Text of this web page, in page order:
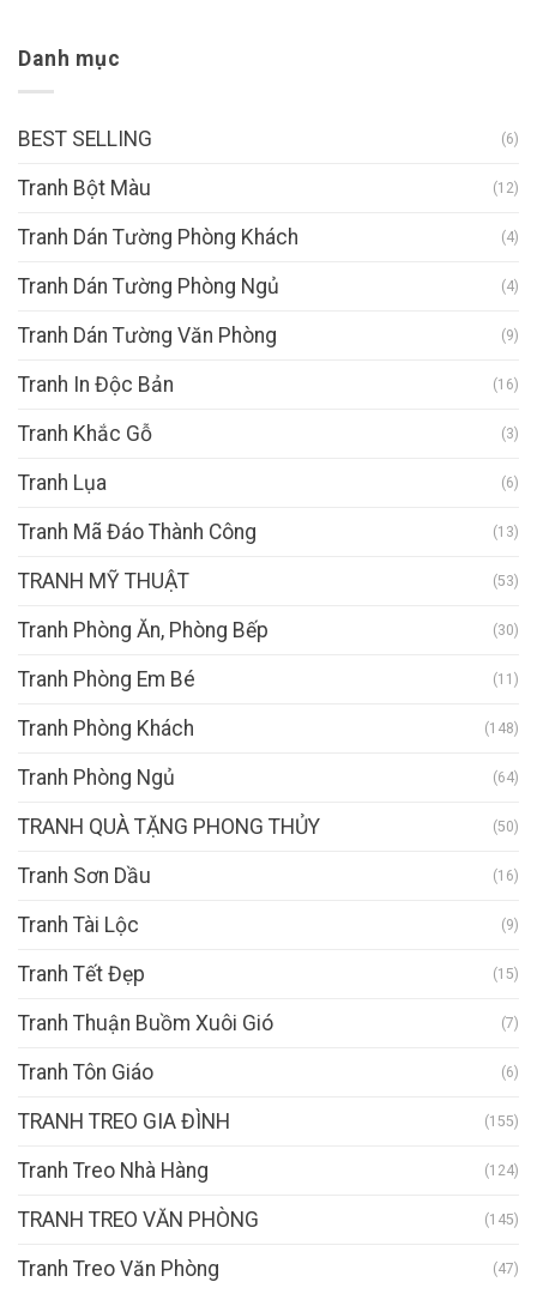
Danh mục
BEST SELLING (6)
Tranh Bột Màu (12)
Tranh Dán Tường Phòng Khách (4)
Tranh Dán Tường Phòng Ngủ (4)
Tranh Dán Tường Văn Phòng (9)
Tranh In Độc Bản (16)
Tranh Khắc Gỗ (3)
Tranh Lụa (6)
Tranh Mã Đáo Thành Công (13)
TRANH MỸ THUẬT (53)
Tranh Phòng Ăn, Phòng Bếp (30)
Tranh Phòng Em Bé (11)
Tranh Phòng Khách (148)
Tranh Phòng Ngủ (64)
TRANH QUÀ TẶNG PHONG THỦY (50)
Tranh Sơn Dầu (16)
Tranh Tài Lộc (9)
Tranh Tết Đẹp (15)
Tranh Thuận Buồm Xuôi Gió (7)
Tranh Tôn Giáo (6)
TRANH TREO GIA ĐÌNH (155)
Tranh Treo Nhà Hàng (124)
TRANH TREO VĂN PHÒNG (145)
Tranh Treo Văn Phòng (47)